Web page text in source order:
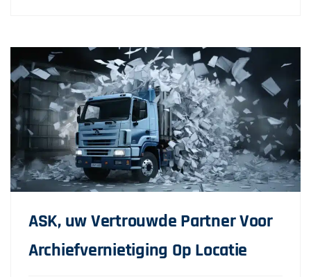
ASK, uw Vertrouwde Partner Voor
Archiefvernietiging Op Locatie